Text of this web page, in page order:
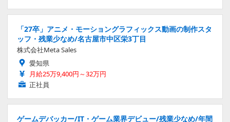
「27卒」アニメ・モーショングラフィックス動画の制作スタ
ッフ・残業少なめ/名古屋市中区栄3丁目
株式会社Meta Sales
愛知県
月給25万9,400円～32万円
正社員
ゲームデバッカー/IT・ゲーム業界デビュー/残業少なめ/年間